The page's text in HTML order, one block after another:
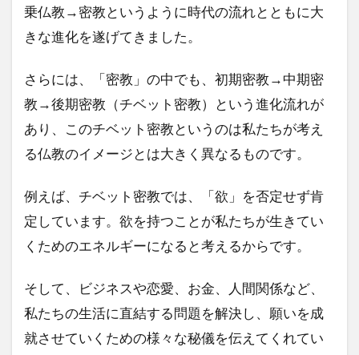
乗仏教→密教というように時代の流れとともに大
きな進化を遂げてきました。
さらには、「密教」の中でも、初期密教→中期密
教→後期密教（チベット密教）という進化流れが
あり、このチベット密教というのは私たちが考え
る仏教のイメージとは大きく異なるものです。
例えば、チベット密教では、「欲」を否定せず肯
定しています。欲を持つことが私たちが生きてい
くためのエネルギーになると考えるからです。
そして、ビジネスや恋愛、お金、人間関係など、
私たちの生活に直結する問題を解決し、願いを成
就させていくための様々な秘儀を伝えてくれてい